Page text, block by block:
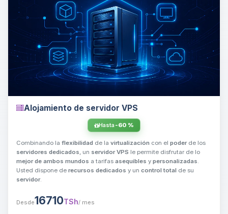
Alojamiento de servidor VPS
Hasta -60 %
Combinando la flexibilidad de la virtualización con el poderde los
servidores dedicados, un servidor VPS le permite disfrutar de lo
mejor de ambos mundos a tarifas asequibles y personalizadas.
Usted dispone de recursos dedicados y un control total de su
servidor.
Desde16710TSh/ mes